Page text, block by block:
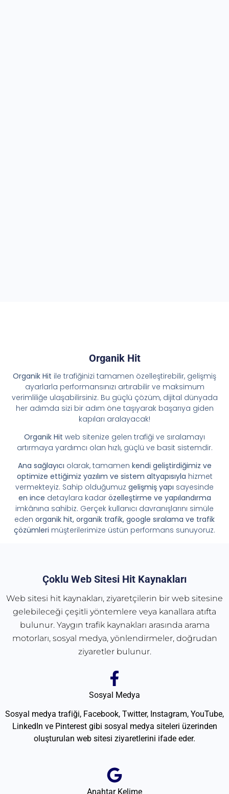
Organik Hit
Organik Hit ile trafiğinizi tamamen özelleştirebilir, gelişmiş
ayarlarla performansınızı artırabilir ve maksimum
verimliliğe ulaşabilirsiniz. Bu güçlü çözüm, dijital dünyada
her adımda sizi bir adım öne taşıyarak başarıya giden
kapıları aralayacak!
Organik Hit web sitenize gelen trafiği ve sıralamayı
artırmaya yardımcı olan hızlı, güçlü ve basit sistemdir.
Ana sağlayıcı olarak, tamamen kendi geliştirdiğimiz ve
optimize ettiğimiz yazılım ve sistem altyapısıyla hizmet
vermekteyiz. Sahip olduğumuz gelişmiş yapı sayesinde
en ince detaylara kadar özelleştirme ve yapılandırma
imkânına sahibiz. Gerçek kullanıcı davranışlarını simüle
eden organik hit, organik trafik, google sıralama ve trafik
çözümleri müşterilerimize üstün performans sunuyoruz.
Çoklu Web Sitesi Hit Kaynakları
Web sitesi hit kaynakları, ziyaretçilerin bir web sitesine
gelebileceği çeşitli yöntemlere veya kanallara atıfta
bulunur. Yaygın trafik kaynakları arasında arama
motorları, sosyal medya, yönlendirmeler, doğrudan
ziyaretler bulunur.
Sosyal Medya
Sosyal medya trafiği, Facebook, Twitter, Instagram, YouTube,
LinkedIn ve Pinterest gibi sosyal medya siteleri üzerinden
oluşturulan web sitesi ziyaretlerini ifade eder.
Anahtar Kelime